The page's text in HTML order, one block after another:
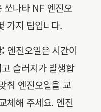
쏘나타 NF 엔진오
가지 팁입니다.
: 엔진오일은 시간이
슬러지가 발생합
춰 엔진오일을 교
체해 주세요. 엔진